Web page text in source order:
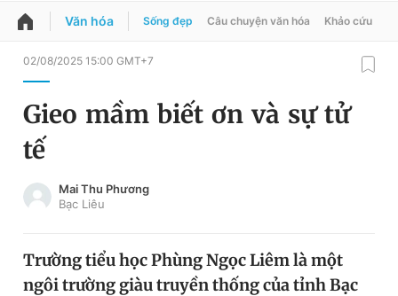
QUẢNG CÁO
Chuyên mục
Chuyên mục khác
Tin thị trường Tin 360
Đổi mật khẩu
Tin đã xem
Đăng xuất
Văn hóa Sống đẹp Câu chuyện văn hóa Khảo cứu
02/08/2025 15:00 GMT+7
Gieo mầm biết ơn và sự tử
tế
Mai Thu Phương
Bạc Liêu
Trường tiểu học Phùng Ngọc Liêm là một
ngôi trường giàu truyền thống của tỉnh Bạc